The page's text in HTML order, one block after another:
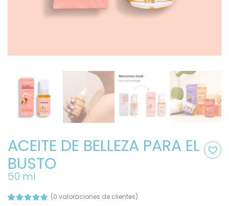
ACEITE DE BELLEZA PARA EL
BUSTO
50 ml
(0 valoraciones de clientes)